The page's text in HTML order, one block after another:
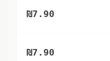
₪7.90
₪7.90